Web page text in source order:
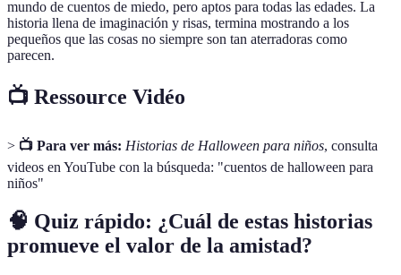
mundo de cuentos de miedo, pero aptos para todas las edades. La
historia llena de imaginación y risas, termina mostrando a los
pequeños que las cosas no siempre son tan aterradoras como
parecen.
📺 Ressource Vidéo
> 📺 Para ver más: Historias de Halloween para niños, consulta
videos en YouTube con la búsqueda: "cuentos de halloween para
niños"
🧠 Quiz rápido: ¿Cuál de estas historias
promueve el valor de la amistad?